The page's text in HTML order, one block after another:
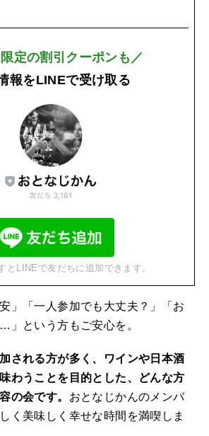
定の割引クーポンも／
報をLINEで受け取る
とLINEで友だちに追加できます。
」「一人参加でも大丈夫？」「お
」という方もご安心を。
される方が多く、ワインや日本酒
わうことを目的とした、どんな方
の会です。 おとなじかんのメンバ
く美味しく幸せな時間を満喫しま